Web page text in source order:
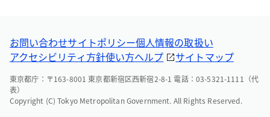
お問い合わせサイトポリシー個人情報の取扱い
アクセシビリティ方針使い方ヘルプ サイトマップ
東京都庁：〒163-8001 東京都新宿区西新宿2-8-1 電話：03-5321-1111（代
表）
Copyright (C) Tokyo Metropolitan Government. All Rights Reserved.